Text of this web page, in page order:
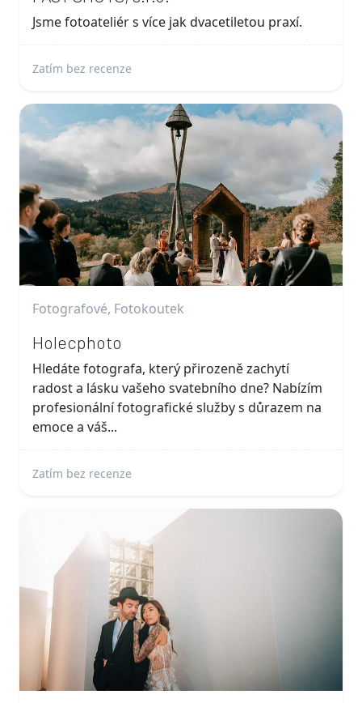
Jsme fotoateliér s více jak dvacetiletou praxí.
Zatím bez recenze
Fotografové, Fotokoutek
Holecphoto
Hledáte fotografa, který přirozeně zachytí
radost a lásku vašeho svatebního dne? Nabízím
profesionální fotografické služby s důrazem na
emoce a váš...
Zatím bez recenze